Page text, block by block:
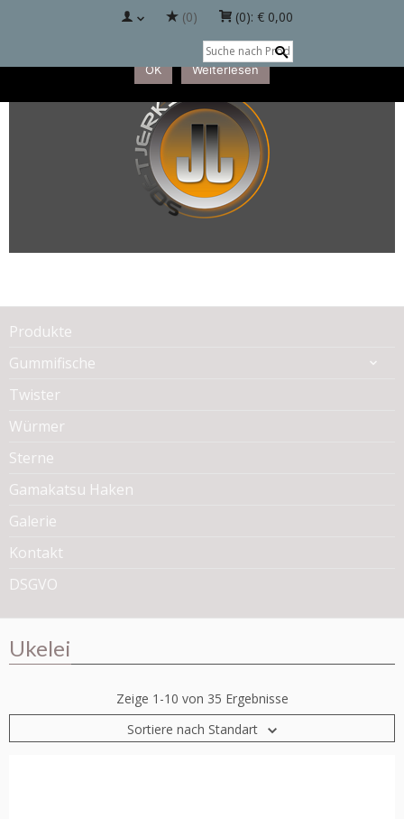
(0) (0): € 0,00
Produkte
Gummifische
Twister
Würmer
Sterne
Gamakatsu Haken
Galerie
Kontakt
DSGVO
Ukelei
Zeige 1-10 von 35 Ergebnisse
Sortiere nach Standart
Diese Website benutzt Cookies. Wenn Sie die Website weiter
nutzt, gehen wir von Ihrem Einverständnis aus.
OK
Weiterlesen